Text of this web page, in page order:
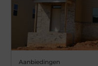
Aanbiedingen